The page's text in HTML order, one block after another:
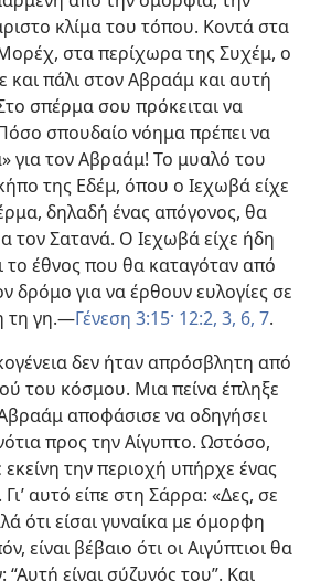
κλίμα του τόπου. Κοντά στα
στα περίχωρα της Συχέμ, ο
και πάλι στον Αβραάμ και αυτή
σπέρμα σου πρόκειται να
σπουδαίο νόημα πρέπει να
για τον Αβραάμ! Το μυαλό του
της Εδέμ, όπου ο Ιεχωβά είχε
δηλαδή ένας απόγονος, θα
τον Σατανά. Ο Ιεχωβά είχε ήδη
το έθνος που θα καταγόταν από
δρόμο για να έρθουν ευλογίες σε
τη γη.​—Γένεση 3:15· 12:2, 3, 6, 7.
δεν ήταν απρόσβλητη από
του κόσμου. Μια πείνα έπληξε
αποφάσισε να οδηγήσει
προς την Αίγυπτο. Ωστόσο,
εκείνη την περιοχή υπήρχε ένας
Γι’ αυτό είπε στη Σάρρα: «Δες, σε
ότι είσαι γυναίκα με όμορφη
είναι βέβαιο ότι οι Αιγύπτιοι θα
είναι σύζυγός του”. Και